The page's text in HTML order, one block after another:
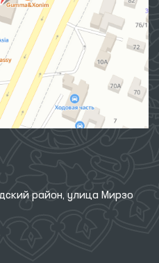
район, улица Мирзо